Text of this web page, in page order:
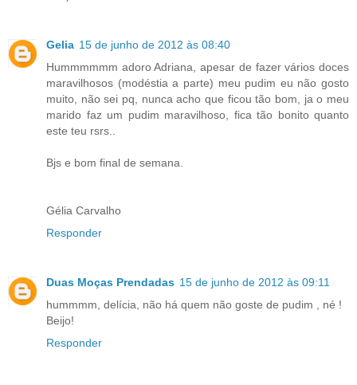
Gelia 15 de junho de 2012 às 08:40
Hummmmmm adoro Adriana, apesar de fazer vários doces
maravilhosos (modéstia a parte) meu pudim eu não gosto
muito, não sei pq, nunca acho que ficou tão bom, ja o meu
marido faz um pudim maravilhoso, fica tão bonito quanto
este teu rsrs..
Bjs e bom final de semana.
Gélia Carvalho
Responder
Duas Moças Prendadas 15 de junho de 2012 às 09:11
hummmm, delícia, não há quem não goste de pudim , né !
Beijo!
Responder